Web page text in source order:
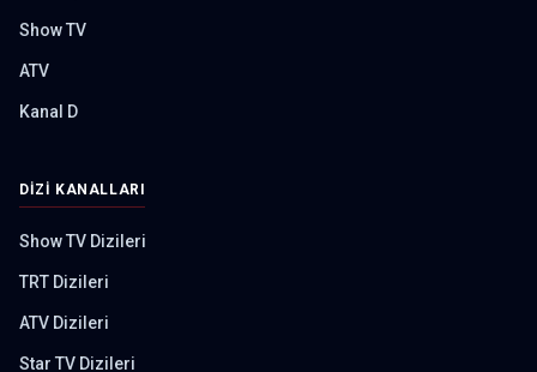
Show TV
ATV
Kanal D
DIZI KANALLARI
Show TV Dizileri
TRT Dizileri
ATV Dizileri
Star TV Dizileri